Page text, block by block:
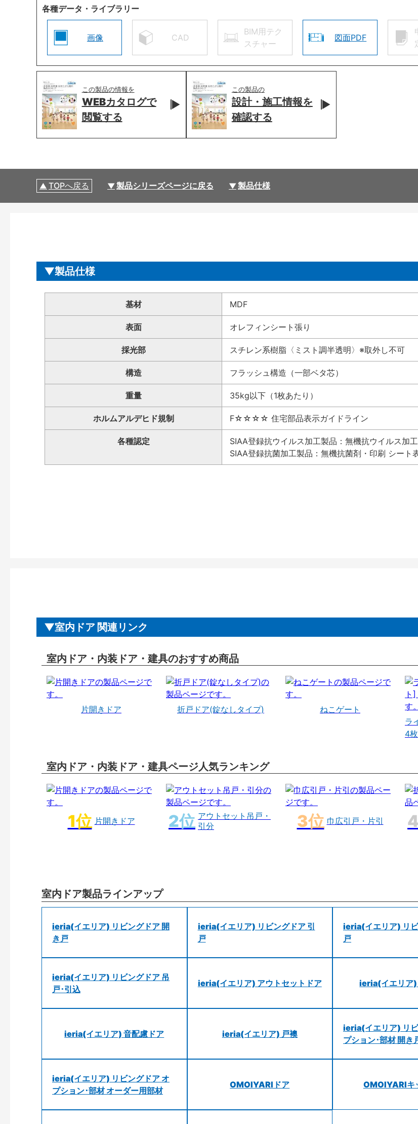
各種データ・ライブラリー
画像 CAD
BIM用テク
スチャー
図面PDF
この製品の情報を
WEBカタログで
閲覧する
この製品の
設計・施工情報を
確認する
TOPへ戻る 製品シリーズページに戻る 製品仕様
製品仕様
基材 MDF
表面 オレフィンシート張り
採光部 スチレン系樹脂〈ミスト調半透明〉※取外し不可
構造 フラッシュ構造（一部ベタ芯）
重量 35kg以下（1枚あたり）
ホルムアルデヒド規制 F☆☆☆☆ 住宅部品表示ガイドライン
各種認定
SIAA登録抗ウイルス加工製品：無機抗ウイルス
SIAA登録抗菌加工製品：無機抗菌剤・印刷 シー
室内ドア 関連リンク
室内ドア・内装ドア・建具のおすすめ商品
片開きドア 折戸ドア(錠なしタイプ)
ねこゲート
ラ
4
室内ドア・内装ドア・建具ページ人気ランキング
片開きドア
アウトセット吊戸・
引分
巾広引戸・片引
室内ドア製品ラインアップ
ieria(イエリア) リビングドア 開
き戸
ieria(イエリア) リビングドア 引
戸
ieria(イエリア) リ
戸
ieria(イエリア) リビングドア 吊
戸･引込
ieria(イエリア) アウトセットドア ieria(イエリア)
ieria(イエリア) 音配慮ドア ieria(イエリア) 戸襖
ieria(イエリア) リ
プション･部材 開き
ieria(イエリア) リビングドア オ
プション･部材 オーダー用部材
OMOIYARIドア OMOIYARIキ